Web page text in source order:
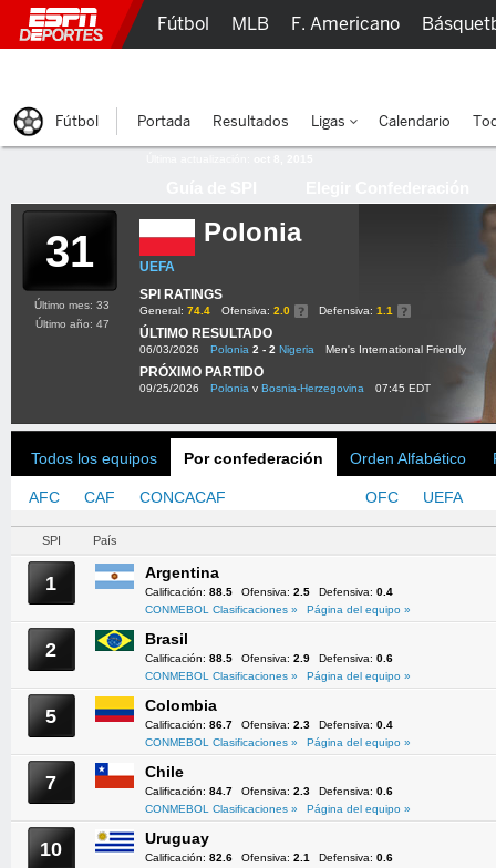
31 Polonia
UEFA
SPI RATINGS
General: 74.4 Ofensiva: 2.0 Defensiva: 1.1
ÚLTIMO RESULTADO
06/03/2026 Polonia 2 - 2 Nigeria Men's International Friendly
PRÓXIMO PARTIDO
09/25/2026 Polonia v Bosnia-Herzegovina 07:45 EDT
Último mes: 33
Último año: 47
Todos los equipos Por confederación Orden Alfabético
AFC CAF CONCACAF OFC UEFA
SPI País
1 Argentina
Calificación: 88.5 Ofensiva: 2.5 Defensiva: 0.4
CONMEBOL Clasificaciones »
Página del equipo »
2 Brasil
Calificación: 88.5 Ofensiva: 2.9 Defensiva: 0.6
CONMEBOL Clasificaciones »
Página del equipo »
5 Colombia
Calificación: 86.7 Ofensiva: 2.3 Defensiva: 0.4
CONMEBOL Clasificaciones »
Página del equipo »
7 Chile
Calificación: 84.7 Ofensiva: 2.3 Defensiva: 0.6
CONMEBOL Clasificaciones »
Página del equipo »
10 Uruguay
Calificación: 82.6 Ofensiva: 2.1 Defensiva: 0.6
Fútbol MLB F. Americano
Fútbol Portada Resultados Ligas Calendario